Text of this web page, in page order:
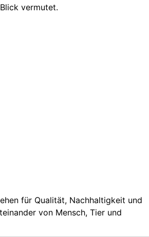
vermutet.
für Qualität, Nachhaltigkeit und
von Mensch, Tier und